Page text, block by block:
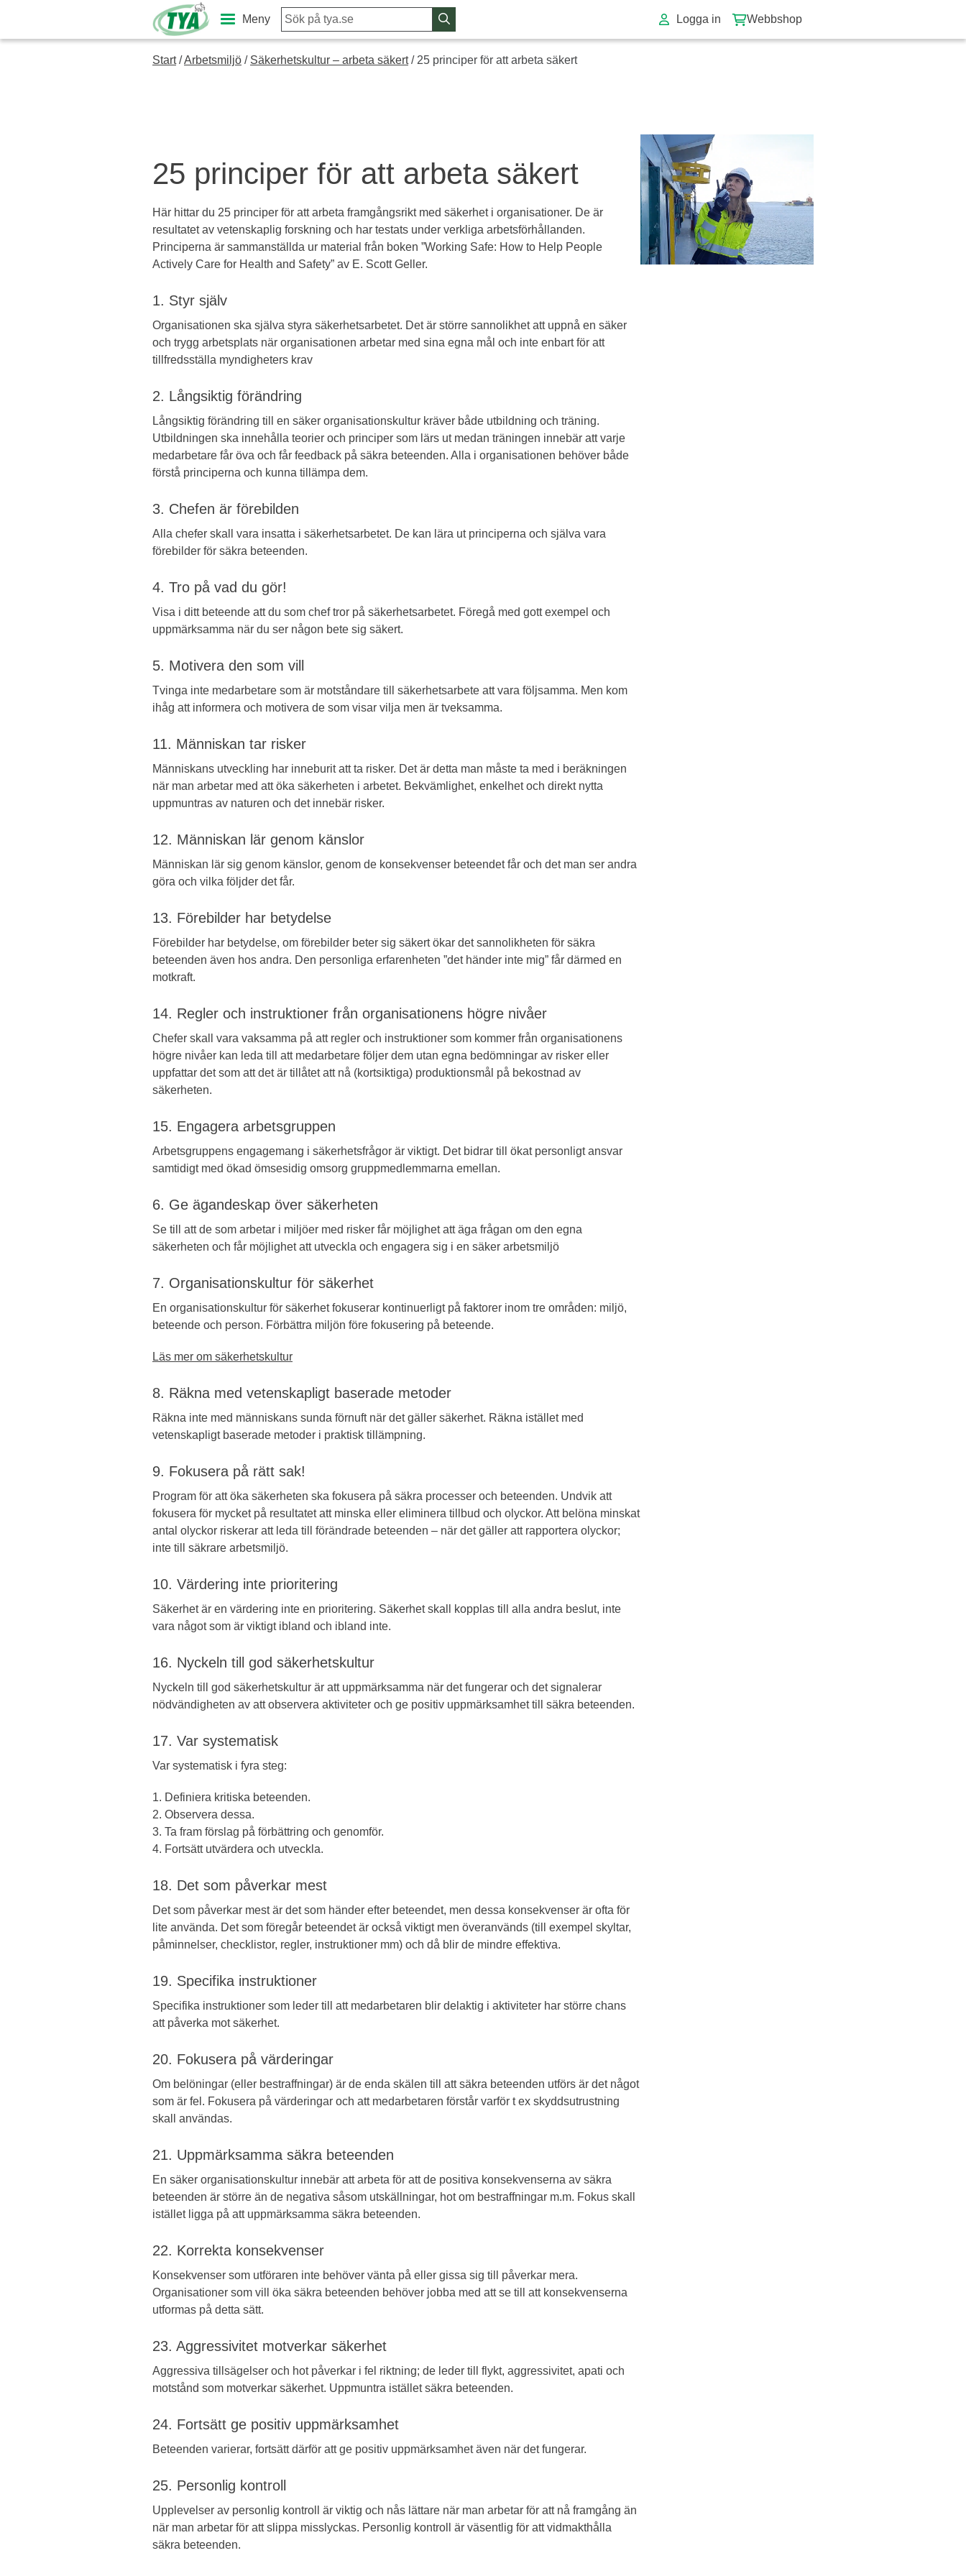
content
Meny Logga in Webbshop
Start/Arbetsmiljö / Säkerhetskultur – arbeta säkert/ 25 principer för att arbeta säkert
25 principer för att arbeta säkert
Här hittar du 25 principer för att arbeta framgångsrikt med säkerhet i organisationer. De är
resultatet av vetenskaplig forskning och har testats under verkliga arbetsförhållanden.
Principerna är sammanställda ur material från boken ”Working Safe: How to Help People
Actively Care for Health and Safety” av E. Scott Geller.
1. Styr själv
Organisationen ska själva styra säkerhetsarbetet. Det är större sannolikhet att uppnå en säker
och trygg arbetsplats när organisationen arbetar med sina egna mål och inte enbart för att
tillfredsställa myndigheters krav
2. Långsiktig förändring
Långsiktig förändring till en säker organisationskultur kräver både utbildning och träning.
Utbildningen ska innehålla teorier och principer som lärs ut medan träningen innebär att varje
medarbetare får öva och får feedback på säkra beteenden. Alla i organisationen behöver både
förstå principerna och kunna tillämpa dem.
3. Chefen är förebilden
Alla chefer skall vara insatta i säkerhetsarbetet. De kan lära ut principerna och själva vara
förebilder för säkra beteenden.
4. Tro på vad du gör!
Visa i ditt beteende att du som chef tror på säkerhetsarbetet. Föregå med gott exempel och
uppmärksamma när du ser någon bete sig säkert.
5. Motivera den som vill
Tvinga inte medarbetare som är motståndare till säkerhetsarbete att vara följsamma. Men kom
ihåg att informera och motivera de som visar vilja men är tveksamma.
11. Människan tar risker
Människans utveckling har inneburit att ta risker. Det är detta man måste ta med i beräkningen
när man arbetar med att öka säkerheten i arbetet. Bekvämlighet, enkelhet och direkt nytta
uppmuntras av naturen och det innebär risker.
12. Människan lär genom känslor
Människan lär sig genom känslor, genom de konsekvenser beteendet får och det man ser andra
göra och vilka följder det får.
13. Förebilder har betydelse
Förebilder har betydelse, om förebilder beter sig säkert ökar det sannolikheten för säkra
beteenden även hos andra. Den personliga erfarenheten ”det händer inte mig” får därmed en
motkraft.
14. Regler och instruktioner från organisationens högre nivåer
Chefer skall vara vaksamma på att regler och instruktioner som kommer från organisationens
högre nivåer kan leda till att medarbetare följer dem utan egna bedömningar av risker eller
uppfattar det som att det är tillåtet att nå (kortsiktiga) produktionsmål på bekostnad av
säkerheten.
15. Engagera arbetsgruppen
Arbetsgruppens engagemang i säkerhetsfrågor är viktigt. Det bidrar till ökat personligt ansvar
samtidigt med ökad ömsesidig omsorg gruppmedlemmarna emellan.
6. Ge ägandeskap över säkerheten
Se till att de som arbetar i miljöer med risker får möjlighet att äga frågan om den egna
säkerheten och får möjlighet att utveckla och engagera sig i en säker arbetsmiljö
7. Organisationskultur för säkerhet
En organisationskultur för säkerhet fokuserar kontinuerligt på faktorer inom tre områden: miljö,
beteende och person. Förbättra miljön före fokusering på beteende.
Läs mer om säkerhetskultur
8. Räkna med vetenskapligt baserade metoder
Räkna inte med människans sunda förnuft när det gäller säkerhet. Räkna istället med
vetenskapligt baserade metoder i praktisk tillämpning.
9. Fokusera på rätt sak!
Program för att öka säkerheten ska fokusera på säkra processer och beteenden. Undvik att
fokusera för mycket på resultatet att minska eller eliminera tillbud och olyckor. Att belöna minskat
antal olyckor riskerar att leda till förändrade beteenden – när det gäller att rapportera olyckor;
inte till säkrare arbetsmiljö.
10. Värdering inte prioritering
Säkerhet är en värdering inte en prioritering. Säkerhet skall kopplas till alla andra beslut, inte
vara något som är viktigt ibland och ibland inte.
16. Nyckeln till god säkerhetskultur
Nyckeln till god säkerhetskultur är att uppmärksamma när det fungerar och det signalerar
nödvändigheten av att observera aktiviteter och ge positiv uppmärksamhet till säkra beteenden.
17. Var systematisk
Var systematisk i fyra steg:
1. Definiera kritiska beteenden.
2. Observera dessa.
3. Ta fram förslag på förbättring och genomför.
4. Fortsätt utvärdera och utveckla.
18. Det som påverkar mest
Det som påverkar mest är det som händer efter beteendet, men dessa konsekvenser är ofta för
lite använda. Det som föregår beteendet är också viktigt men överanvänds (till exempel skyltar,
påminnelser, checklistor, regler, instruktioner mm) och då blir de mindre effektiva.
19. Specifika instruktioner
Specifika instruktioner som leder till att medarbetaren blir delaktig i aktiviteter har större chans
att påverka mot säkerhet.
20. Fokusera på värderingar
Om belöningar (eller bestraffningar) är de enda skälen till att säkra beteenden utförs är det något
som är fel. Fokusera på värderingar och att medarbetaren förstår varför t ex skyddsutrustning
skall användas.
21. Uppmärksamma säkra beteenden
En säker organisationskultur innebär att arbeta för att de positiva konsekvenserna av säkra
beteenden är större än de negativa såsom utskällningar, hot om bestraffningar m.m. Fokus skall
istället ligga på att uppmärksamma säkra beteenden.
22. Korrekta konsekvenser
Konsekvenser som utföraren inte behöver vänta på eller gissa sig till påverkar mera.
Organisationer som vill öka säkra beteenden behöver jobba med att se till att konsekvenserna
utformas på detta sätt.
23. Aggressivitet motverkar säkerhet
Aggressiva tillsägelser och hot påverkar i fel riktning; de leder till flykt, aggressivitet, apati och
motstånd som motverkar säkerhet. Uppmuntra istället säkra beteenden.
24. Fortsätt ge positiv uppmärksamhet
Beteenden varierar, fortsätt därför att ge positiv uppmärksamhet även när det fungerar.
25. Personlig kontroll
Upplevelser av personlig kontroll är viktig och nås lättare när man arbetar för att nå framgång än
när man arbetar för att slippa misslyckas. Personlig kontroll är väsentlig för att vidmakthålla
säkra beteenden.